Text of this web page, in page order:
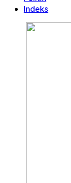
Indeks